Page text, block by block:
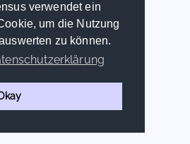
verwendet ein
um die Nutzung
zu können.